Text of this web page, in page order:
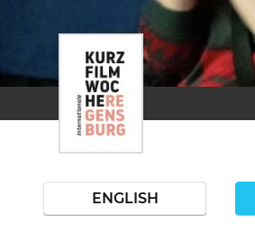
ENGLISH